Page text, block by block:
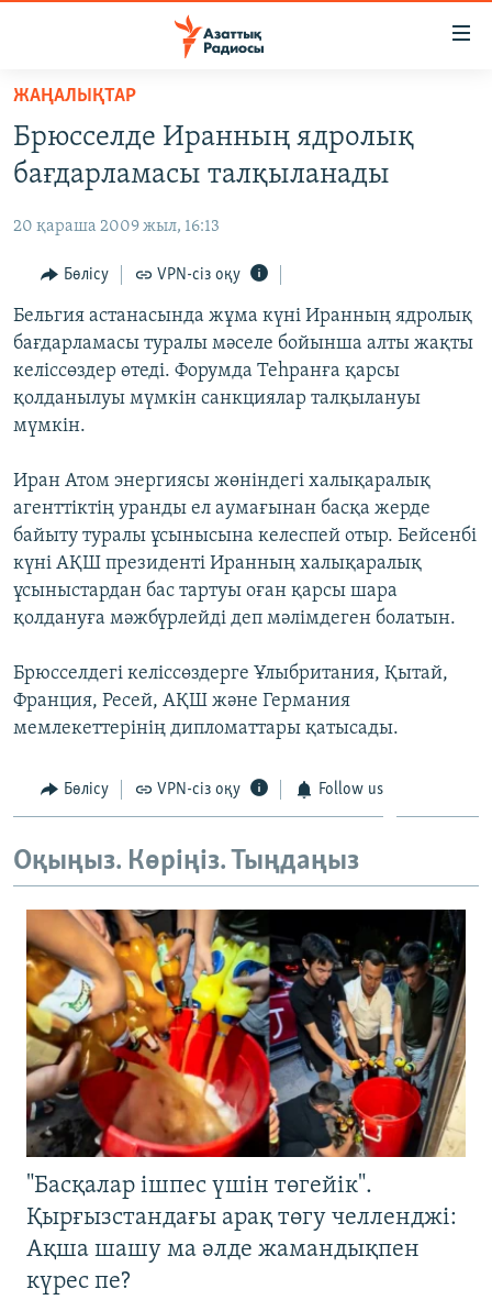
Skip
main
content
to
Navigation
Skip
to
Search
САЯСАТ
AZATTYQTV
ҚАҢТАР ОҚИҒАСЫ
АДАМ ҚҰҚЫҚТАРЫ
ӘЛЕУМЕТ
ӘЛЕМ
АРНАЙЫ ЖОБАЛАР
ЖАЗЫЛЫҢЫЗ
Басқа тілдерде
ЖАҢАЛЫҚТАР
Брюсселде Иранның ядролық
бағдарламасы талқыланады
20 қараша 2009 жыл, 16:13
Бөлісу VPN-сіз оқу
Бельгия астанасында жұма күні Иранның ядролық
бағдарламасы туралы мәселе бойынша алты жақты
келіссөздер өтеді. Форумда Теһранға қарсы
қолданылуы мүмкін санкциялар талқылануы
мүмкін.
Иран Атом энергиясы жөніндегі халықаралық
агенттіктің уранды ел аумағынан басқа жерде
байыту туралы ұсынысына келеспей отыр. Бейсенбі
күні АҚШ президенті Иранның халықаралық
ұсыныстардан бас тартуы оған қарсы шара
қолдануға мәжбүрлейді деп мәлімдеген болатын.
Брюсселдегі келіссөздерге Ұлыбритания, Қытай,
Франция, Ресей, АҚШ және Германия
мемлекеттерінің дипломаттары қатысады.
Бөлісу VPN-сіз оқу Follow us
Оқыңыз. Көріңіз. Тыңдаңыз
"Басқалар ішпес үшін төгейік".
Қырғызстандағы арақ төгу челленджі:
Ақша шашу ма әлде жамандықпен
күрес пе?